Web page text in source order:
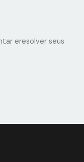
eresolver seus